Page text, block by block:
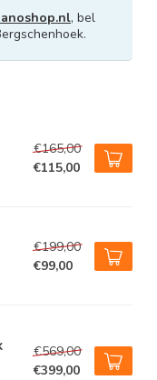
, bel
€165,00
€115,00
€199,00
€99,00
€569,00
€399,00